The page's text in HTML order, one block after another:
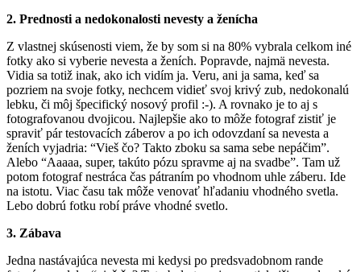
2. Prednosti a nedokonalosti nevesty a ženícha
Z vlastnej skúsenosti viem, že by som si na 80% vybrala celkom iné
fotky ako si vyberie nevesta a ženích. Popravde, najmä nevesta.
Vidia sa totiž inak, ako ich vidím ja. Veru, ani ja sama, keď sa
pozriem na svoje fotky, nechcem vidieť svoj krivý zub, nedokonalú
lebku, či môj špecifický nosový profil :-). A rovnako je to aj s
fotografovanou dvojicou. Najlepšie ako to môže fotograf zistiť je
spraviť pár testovacích záberov a po ich odovzdaní sa nevesta a
ženích vyjadria: “Vieš čo? Takto zboku sa sama sebe nepáčim”.
Alebo “Aaaaa, super, takúto pózu spravme aj na svadbe”. Tam už
potom fotograf nestráca čas pátraním po vhodnom uhle záberu. Ide
na istotu. Viac času tak môže venovať hľadaniu vhodného svetla.
Lebo dobrú fotku robí práve vhodné svetlo.
3. Zábava
Jedna nastávajúca nevesta mi kedysi po predsvadobnom rande